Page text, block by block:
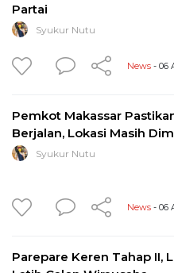
Partai
Syukur Nutu
News - 06
Pemkot Makassar
Berjalan, Lokasi Masih
Syukur Nutu
News - 06
Parepare Keren Tahap II,